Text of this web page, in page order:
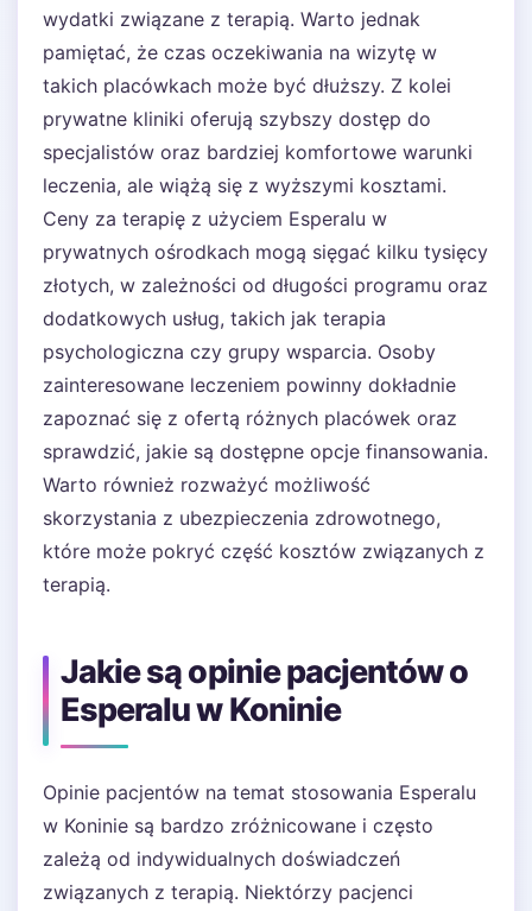
wydatki związane z terapią. Warto jednak
pamiętać, że czas oczekiwania na wizytę w
takich placówkach może być dłuższy. Z kolei
prywatne kliniki oferują szybszy dostęp do
specjalistów oraz bardziej komfortowe warunki
leczenia, ale wiążą się z wyższymi kosztami.
Ceny za terapię z użyciem Esperalu w
prywatnych ośrodkach mogą sięgać kilku tysięcy
złotych, w zależności od długości programu oraz
dodatkowych usług, takich jak terapia
psychologiczna czy grupy wsparcia. Osoby
zainteresowane leczeniem powinny dokładnie
zapoznać się z ofertą różnych placówek oraz
sprawdzić, jakie są dostępne opcje finansowania.
Warto również rozważyć możliwość
skorzystania z ubezpieczenia zdrowotnego,
które może pokryć część kosztów związanych z
terapią.
Jakie są opinie pacjentów o
Esperalu w Koninie
Opinie pacjentów na temat stosowania Esperalu
w Koninie są bardzo zróżnicowane i często
zależą od indywidualnych doświadczeń
związanych z terapią. Niektórzy pacjenci